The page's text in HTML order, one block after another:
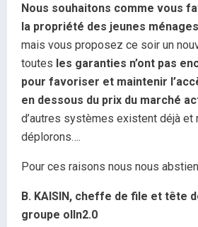
Nous souhaitons comme vous
la propriété des jeunes
mais vous proposez ce soir un
toutes les garanties n’ont pas
pour favoriser et maintenir
en dessous du prix du marché
d’autres systèmes existent déjà et
déplorons….
Pour ces raisons nous nous
B. KAISIN, cheffe de file et tête
groupe olln2.0